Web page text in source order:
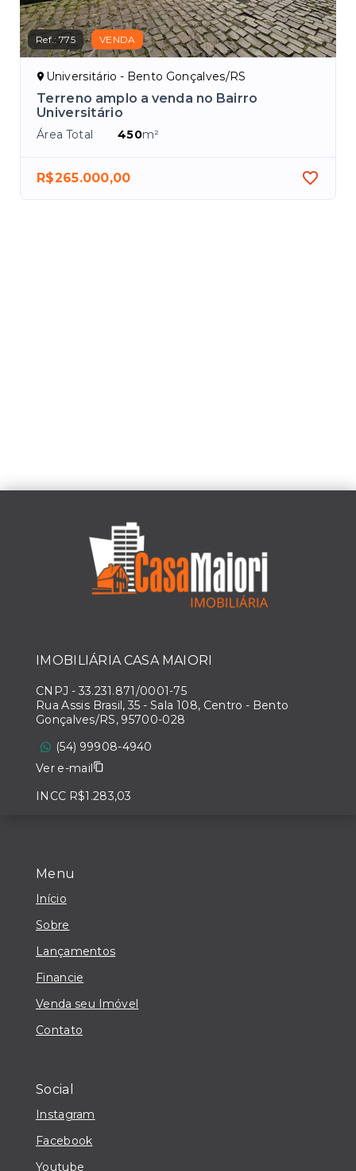
Ref.:775 VENDA
Universitário - Bento Gonçalves/RS
Terreno amplo a venda no Bairro
Universitário
Área Total 450m²
R$265.000,00
Menu
Início
Sobre
Lançamentos
Financie
Venda seu Imóvel
Contato
Social
Instagram
Facebook
Youtube
IMOBILIÁRIA CASA MAIORI
CNPJ - 33.231.871/0001-75
Rua Assis Brasil, 35 - Sala 108, Centro - Bento
Gonçalves/RS, 95700-028
(54) 99908-4940
Ver e-mail
INCC R$1.283,03